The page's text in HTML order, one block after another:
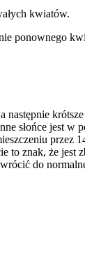
kwiatów.
ponownego
słońce jest w
to znak, że jest
do